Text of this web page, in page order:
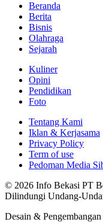
Beranda
Berita
Bisnis
Olahraga
Sejarah
Kuliner
Opini
Pendidikan
Foto
Tentang Kami
Iklan & Kerjasama
Privacy Policy
Term of use
Pedoman Media
© 2026 Info Bekasi PT
Dilindungi Undang-
Desain &